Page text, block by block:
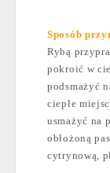
Sposób
Rybą
pokroić w
podsmażyć
ciepłe
usmażyć na
obłożoną
cytrynową,